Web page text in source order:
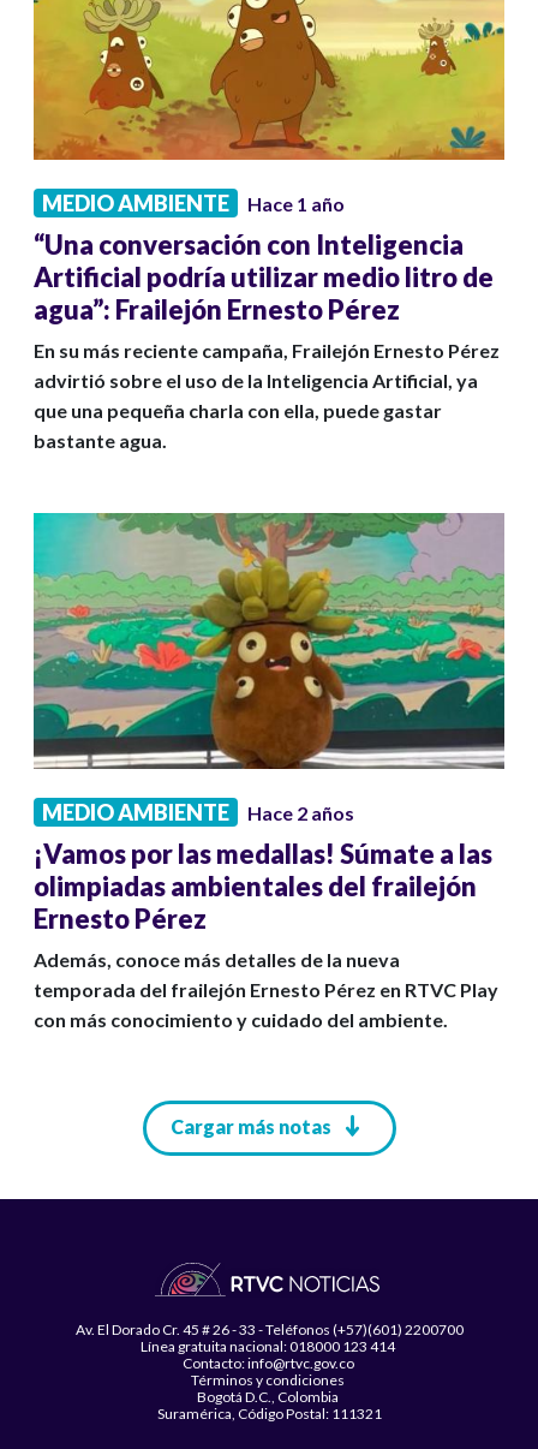
MEDIO AMBIENTE Hace 1 año
“Una conversación con Inteligencia
Artificial podría utilizar medio litro de
agua”: Frailejón Ernesto Pérez
En su más reciente campaña, Frailejón Ernesto Pérez
advirtió sobre el uso de la Inteligencia Artificial, ya
que una pequeña charla con ella, puede gastar
bastante agua.
MEDIO AMBIENTE Hace 2 años
¡Vamos por las medallas! Súmate a las
olimpiadas ambientales del frailejón
Ernesto Pérez
Además, conoce más detalles de la nueva
temporada del frailejón Ernesto Pérez en RTVC Play
con más conocimiento y cuidado del ambiente.
Cargar más notas
Av. El Dorado Cr. 45 # 26 - 33 - Teléfonos (+57)(601) 2200700
Línea gratuita nacional: 018000 123 414
Contacto: info@rtvc.gov.co
Términos y condiciones
Bogotá D.C., Colombia
Suramérica, Código Postal: 111321